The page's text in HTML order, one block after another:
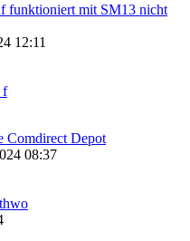
funktioniert mit SM13 nicht
12:11
Comdirect Depot
08:37